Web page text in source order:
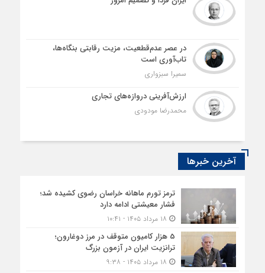
در عصر عدم‌قطعیت، مزیت رقابتی بنگاه‌ها،
تاب‌آوری است
سمیرا سبزواری
ارزش‌آفرینی دروازه‌های تجاری
محمدرضا مودودی
آخرین خبرها
ترمز تورم ماهانه خراسان رضوی کشیده شد؛
فشار معیشتی ادامه دارد
5 هزار کامیون متوقف در مرز دوغارون؛
ترانزیت ایران در آزمون بزرگ